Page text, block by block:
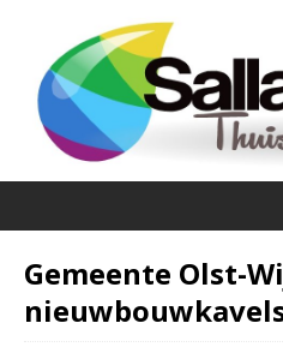
Gemeente Olst-